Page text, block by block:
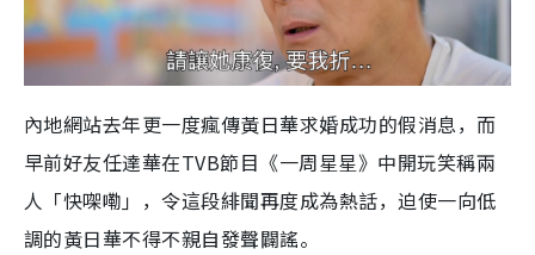
內地網站去年更一度瘋傳黃日華求婚成功的假消息，而
早前好友任達華在TVB節目《一周星星》中開玩笑稱兩
人「快㗎嘞」，令這段緋聞再度成為熱話，迫使一向低
調的黃日華不得不親自發聲闢謠。